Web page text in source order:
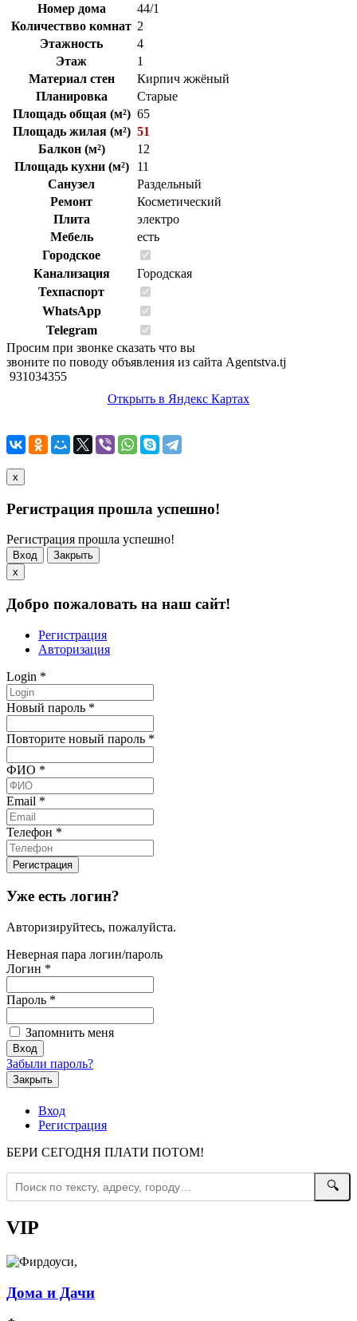
Номер дома
44/1
Количествво комнат 2
Этажность
4
Этаж
1
Материал стен
Кирпич жжёный
Планировка
Старые
Площадь общая (м²) 65
Площадь жилая (м²) 51
Балкон (м²)
12
Площадь кухни (м²)
11
Санузел
Раздельный
Ремонт
Косметический
Плита
электро
Мебель
есть
Городское
Канализация
Городская
Техпаспорт
WhatsApp
Telegram
Просим при звонке сказать что вы
звоните по поводу объявления из сайта Agentstva.tj
931034355
Открыть в Яндекс Картах
x
Регистрация прошла успешно!
Регистрация прошла успешно!
Вход
Закрыть
x
Добро пожаловать на наш сайт!
Регистрация
Авторизация
Login *
Новый пароль *
Повторите новый пароль *
ФИО *
Email *
Телефон *
Уже есть логин?
Авторизируйтесь, пожалуйста.
Неверная пара логин/пароль
Логин *
Пароль *
Запомнить меня
Забыли пароль?
Закрыть
Вход
Регистрация
БЕРИ СЕГОДНЯ ПЛАТИ ПОТОМ!
🔍
VIP
Дома и Дачи